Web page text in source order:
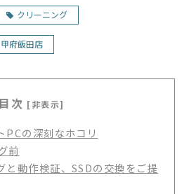
クリーニング
甲府飯田店
目次 [非表示]
PCの深刻なホコリ
前
と動作検証、SSDの交換をご提